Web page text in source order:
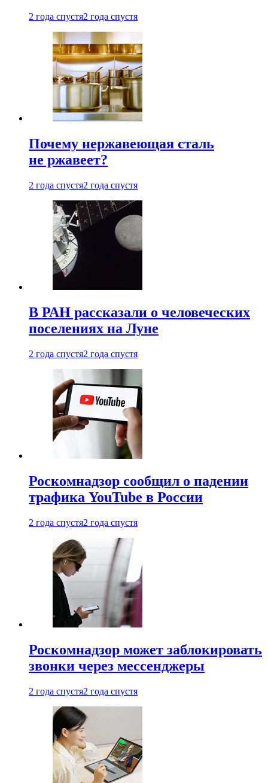
2 года спустя2 года спустя
Почему нержавеющая сталь
не ржавеет?
2 года спустя2 года спустя
В РАН рассказали о человеческих
поселениях на Луне
2 года спустя2 года спустя
Роскомнадзор сообщил о падении
трафика YouTube в России
2 года спустя2 года спустя
Роскомнадзор может заблокировать
звонки через мессенджеры
2 года спустя2 года спустя